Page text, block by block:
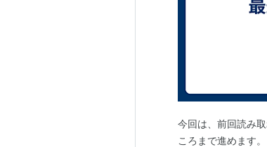
今回は、前回読み
ころまで進めます